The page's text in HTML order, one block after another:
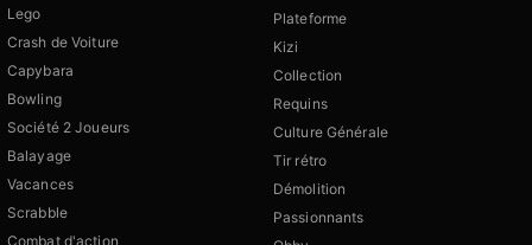
Lego
Crash de Voiture
Capybara
Bowling
Société 2 Joueurs
Balayage
Vacances
Scrabble
Combat d'action
Plateforme
Kizi
Collection
Requins
Culture Générale
Tir rétro
Démolition
Passionnants